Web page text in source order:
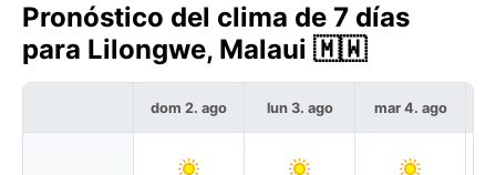
Pronóstico del clima de 7 días
para Lilongwe, Malaui 🇲🇼
dom 2. ago lun 3. ago mar 4. ago